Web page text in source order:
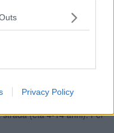
Privacy Policy
e attrezzi Walking,
18 -19
ASD GYMLEX
della scuola
i bambini per far
(età 4-14 anni). Per